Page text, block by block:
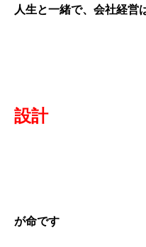
人生と一緒で、会社経営
設計
が命です